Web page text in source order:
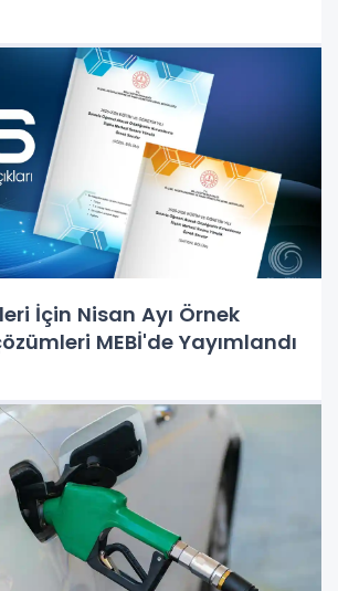
İçin Nisan Ayı Örnek
MEBİ'de Yayımlandı